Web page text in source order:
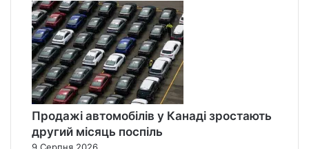
Продажі автомобілів у Канаді зростають
другий місяць поспіль